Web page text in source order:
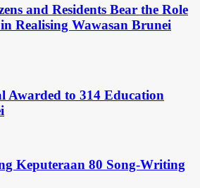
and Residents Bear the Role
Realising Wawasan Brunei
Awarded to 314 Education
Keputeraan 80 Song-Writing